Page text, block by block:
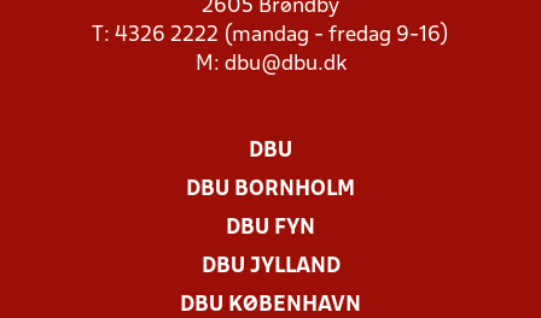
2605 Brøndby
T: 4326 2222 (mandag - fredag 9-16)
M: dbu@dbu.dk
DBU
DBU BORNHOLM
DBU FYN
DBU JYLLAND
DBU KØBENHAVN